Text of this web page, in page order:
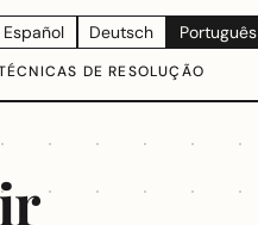
Español Deutsch Português
DE RESOLUÇÃO